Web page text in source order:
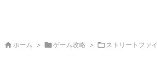
 ホーム > ゲーム攻略 >  ストリートファ